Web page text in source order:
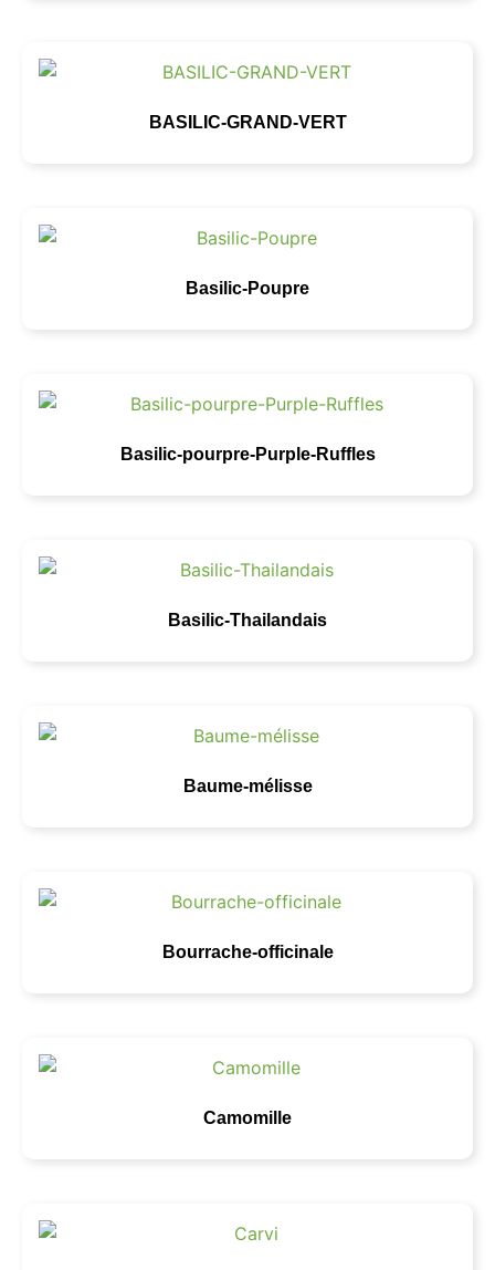
BASILIC-GRAND-VERT
Basilic-Poupre
Basilic-pourpre-Purple-Ruffles
Basilic-Thailandais
Baume-mélisse
Bourrache-officinale
Camomille